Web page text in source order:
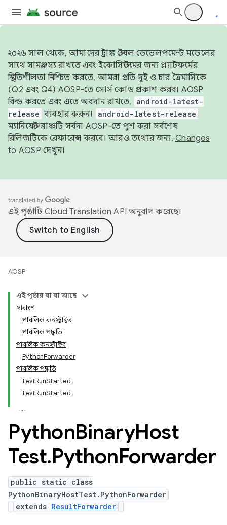
২০২৬ সাল থেকে, আমাদের ট্রাঙ্ক স্টেবল ডেভেলপমেন্ট মডেলের
সাথে সামঞ্জস্য রাখতে এবং ইকোসিস্টেমের জন্য প্ল্যাটফর্মের
স্থিতিশীলতা নিশ্চিত করতে, আমরা প্রতি দুই ও চার ত্রৈমাসিকে
(Q2 এবং Q4) AOSP-তে সোর্স কোড প্রকাশ করব। AOSP
বিল্ড করতে এবং এতে অবদান রাখতে,
android-latest-
release ব্যবহার করুন। android-latest-release
ম্যানিফেস্ট ব্রাঞ্চটি সর্বদা AOSP-তে পুশ করা সর্বশেষ
রিলিজটিকে রেফারেন্স করবে। আরও তথ্যের জন্য, Changes
to AOSP দেখুন।
এই পৃষ্ঠাটি Cloud Translation API অনুবাদ করেছে।
AOSP
এই পৃষ্ঠায় যা যা আছে
সারাংশ
পাবলিক কনস্ট্রাক্টর
পাবলিক পদ্ধতি
পাবলিক কনস্ট্রাক্টর
PythonForwarder
পাবলিক পদ্ধতি
testRunStarted
testRunStarted
PythonBinaryHost
Test.PythonForwarder
public static class
PythonBinaryHostTest.PythonForwarder
extends ResultForwarder